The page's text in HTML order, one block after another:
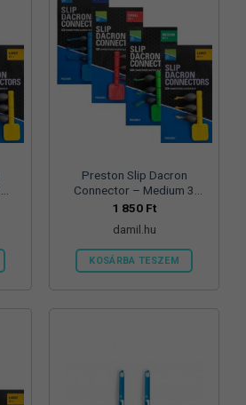
Preston Slip Dacron
Connector – Medium 3
db/csg
1 850 Ft
damil.hu
KOSÁRBA TESZEM